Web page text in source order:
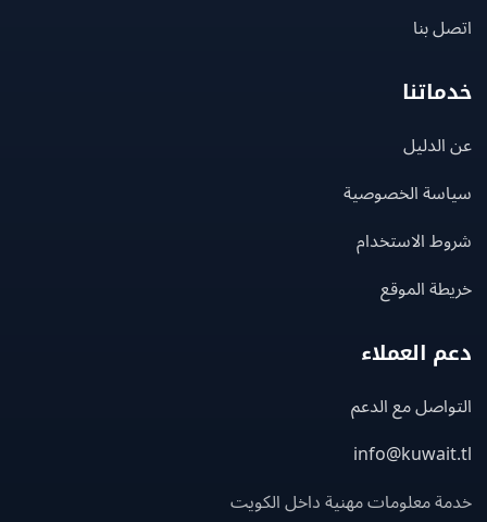
بنا
الخصوصية
الاستخدام
الموقع
العملاء
مع الدعم
معلومات مهنية داخل الكويت